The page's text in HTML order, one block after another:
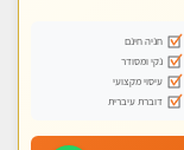
חניה חינם
נקי ומסודר
עיסוי מקצועי
דוברת עיברית